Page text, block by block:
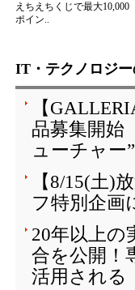
えちえちくじで最大10,000
ポイン..
IT・テクノロジ
【
品募集開
ューチャー
【8/15(土)
フ特別企画
20年以上の
合を公開！
活用される